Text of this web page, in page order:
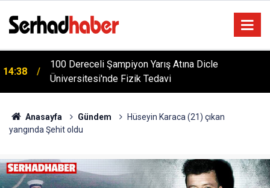
14:38
100 Dereceli Şampiyon Yarış Atına Dicle
Üniversitesi'nde Fizik Tedavi
Anasayfa Gündem
Hüseyin Karaca (21) çıkan
yangında Şehit oldu